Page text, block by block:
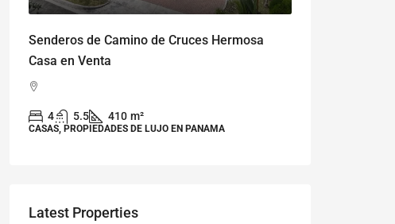
Senderos de Camino de Cruces Hermosa
Casa en Venta
4 5.5 410 m²
CASAS, PROPIEDADES DE LUJO EN PANAMA
Latest Properties